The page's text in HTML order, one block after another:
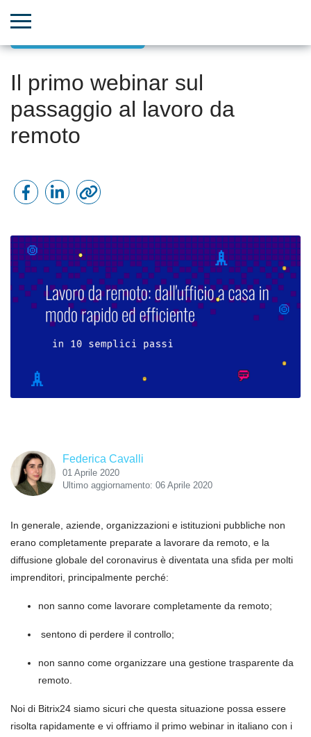
Il primo webinar sul
passaggio al lavoro da
remoto
Federica Cavalli
01 Aprile 2020
Ultimo aggiornamento: 06 Aprile 2020
In generale, aziende, organizzazioni e istituzioni pubbliche non
erano completamente preparate a lavorare da remoto, e la
diffusione globale del coronavirus è diventata una sfida per molti
imprenditori, principalmente perché:
non sanno come lavorare completamente da remoto;
sentono di perdere il controllo;
non sanno come organizzare una gestione trasparente da
remoto.
Noi di Bitrix24 siamo sicuri che questa situazione possa essere
risolta rapidamente e vi offriamo il primo webinar in italiano con i